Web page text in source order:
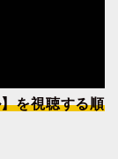
を視聴する順